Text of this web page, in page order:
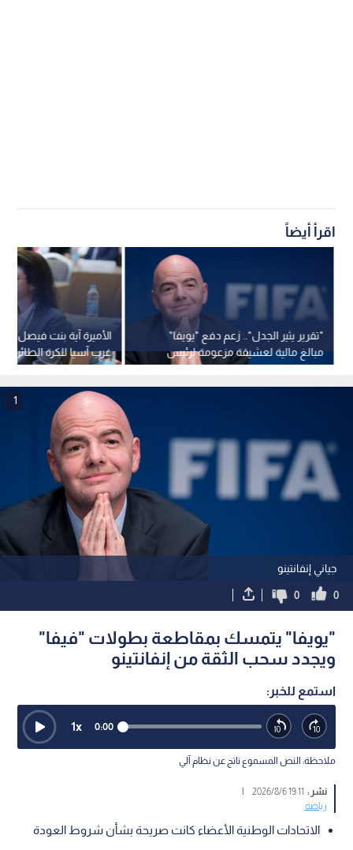
اقرأ أيضاً
الأميرة آية بنت فيصل
غرب آسيا للكرة الطائرة
"تقرير يثير الجدل".. زعم دفع "يويفا"
مبالغ مالية لعشيقة مزعومة لرئيس
"فيفا" جياني إنفانتينو
جياني إنفانتينو
1
0
0
"يويفا" يتمسك بمقاطعة بطولات "فيفا"
ويجدد سحب الثقة من إنفانتينو
استمع للخبر:
0:00
1x
ملاحظة: النص المسموع ناتج عن نظام آلي
نشر : 19:11 2026/8/6
|
رياضة
الاتحادات الوطنية الأعضاء كانت صريحة بشأن شروط العودة